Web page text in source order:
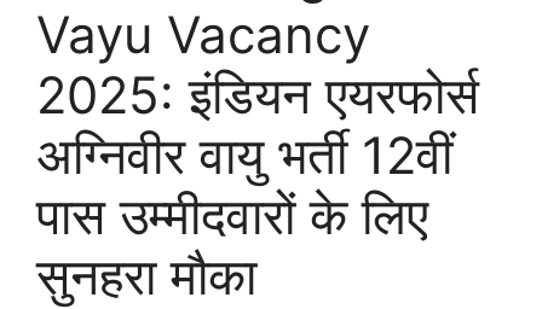
Vayu Vacancy
2025: इंडियन एयरफोर्स
अग्निवीर वायु भर्ती 12वीं
पास उम्मीदवारों के लिए
सुनहरा मौका